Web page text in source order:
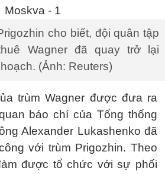
cho biết, đội quân tập
Wagner đã quay trở lại
(Ảnh: Reuters)
trùm Wagner được đưa ra
báo chí của Tổng thống
Alexander Lukashenko đã
với trùm Prigozhin. Theo
được tổ chức với sự phối